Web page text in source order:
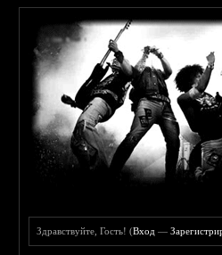
Здравствуйте, Гость! (Вход —